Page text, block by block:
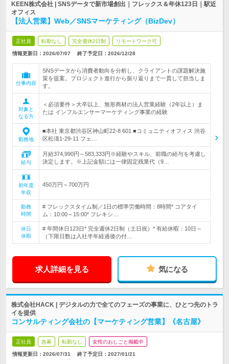
KEEN株式会社 | SNSデータで新市場創出｜フレックス＆年休123日｜駅近
オフィス
【法人営業】Web／SNSマーケティング（BizDev）
正社員 転勤なし 完全週休2日制 リモートワーク可
情報更新日：2026/07/07 終了予定日： 2026/12/28
仕事内容
SNSデータから消費者動向を分析し、クライアントの課題解決施
策を提案。プロジェクト進行から振り返りまで一貫して担当しま
す。
対象と
なる方
＜必須要件＞大卒以上、無形商材の法人営業経験（2年以上）ま
たは インフルエンサーマーケティング事業の経験
勤務地
■本社 東京都渋谷区神山町22-8 601 ■コミュニティオフィス 渋谷
区松濤1-29-11 フェ…
給与
月給374,990円～583,333円※経験やスキル、前職の給与を考慮し
決定します。※上記金額には一律固定残業代（9…
初年度
年収
450万円～700万円
勤務
時間
# フレックスタイム制／1日の標準労働時間：8時間* コアタイ
ム：10:00～15:00* フレキシ…
休日
休暇
# 年間休日123日* 完全週休2日制（土日祝）* 有給休暇：10日～
（下限日数は入社半年経過後の付…
求人詳細を見る 気になる
株式会社HACK | デジタルの力で全てのフェーズの事業に、ひとつ先のトラ
イを提供
コンサルティング会社の【マーケティング営業】《名古屋》
正社員 急募 転勤なし 女性のおしごと掲載中
情報更新日：2026/07/31 終了予定日： 2027/01/21